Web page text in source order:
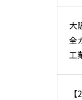
大
全
工